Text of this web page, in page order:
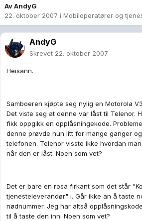
AvAndyG
22. oktober 2007 i Mobiloperatører og
AndyG
Skrevet 22. oktober 2007
Heisann.
Samboeren kjøpte seg nylig en Motorola
Det viste seg at denne var låst til Telenor.
fikk oppgikk en opplåsningekode.
denne prøvde hun litt for mange ganger
telefonen. Telenor visste ikke hvordan
når den er låst. Noen som vet?
Det er bare en rosa firkant som det står
tjenesteleverandør" i. Går ikke an å taste
nødnummer. Jeg har altså
til å taste den inn. Noen som vet?